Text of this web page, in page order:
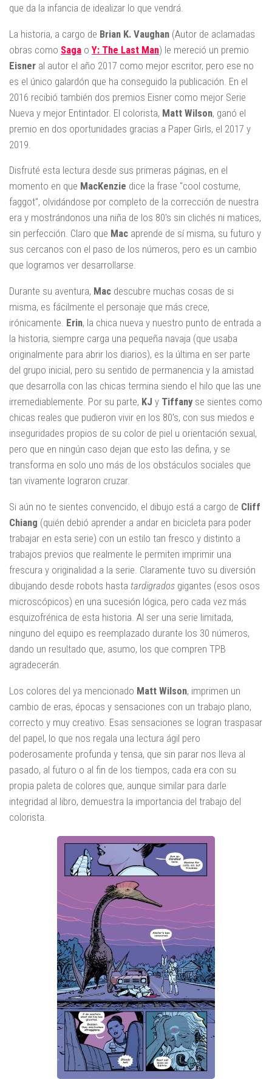
que da la infancia de idealizar lo que vendrá.
La historia, a cargo de Brian K. Vaughan (Autor de aclamadas
obras como Saga o Y: The Last Man) le mereció un premio
Eisner al autor el año 2017 como mejor escritor, pero ese no
es el único galardón que ha conseguido la publicación. En el
2016 recibió también dos premios Eisner como mejor Serie
Nueva y mejor Entintador. El colorista, Matt Wilson, ganó el
premio en dos oportunidades gracias a Paper Girls, el 2017 y
2019.
Disfruté esta lectura desde sus primeras páginas, en el
momento en que MacKenzie dice la frase "cool costume,
faggot", olvidándose por completo de la corrección de nuestra
era y mostrándonos una niña de los 80's sin clichés ni matices,
sin perfección. Claro que Mac aprende de sí misma, su futuro y
sus cercanos con el paso de los números, pero es un cambio
que logramos ver desarrollarse.
Durante su aventura, Mac descubre muchas cosas de si
misma, es fácilmente el personaje que más crece,
irónicamente. Erin, la chica nueva y nuestro punto de entrada a
la historia, siempre carga una pequeña navaja (que usaba
originalmente para abrir los diarios), es la última en ser parte
del grupo inicial, pero su sentido de permanencia y la amistad
que desarrolla con las chicas termina siendo el hilo que las une
irremediablemente. Por su parte, KJ y Tiffany se sientes como
chicas reales que pudieron vivir en los 80's, con sus miedos e
inseguridades propios de su color de piel u orientación sexual,
pero que en ningún caso dejan que esto las defina, y se
transforma en solo uno más de los obstáculos sociales que
tan vivamente lograron cruzar.
Si aún no te sientes convencido, el dibujo está a cargo de Cliff
Chiang (quién debió aprender a andar en bicicleta para poder
trabajar en esta serie) con un estilo tan fresco y distinto a
trabajos previos que realmente le permiten imprimir una
frescura y originalidad a la serie. Claramente tuvo su diversión
dibujando desde robots hasta tardigrados gigantes (esos osos
microscópicos) en una sucesión lógica, pero cada vez más
esquizofrénica de esta historia. Al ser una serie limitada,
ninguno del equipo es reemplazado durante los 30 números,
dando un resultado que, asumo, los que compren TPB
agradecerán.
Los colores del ya mencionado Matt Wilson, imprimen un
cambio de eras, épocas y sensaciones con un trabajo plano,
correcto y muy creativo. Esas sensaciones se logran traspasar
del papel, lo que nos regala una lectura ágil pero
poderosamente profunda y tensa, que sin parar nos lleva al
pasado, al futuro o al fin de los tiempos, cada era con su
propia paleta de colores que, aunque similar para darle
integridad al libro, demuestra la importancia del trabajo del
colorista.